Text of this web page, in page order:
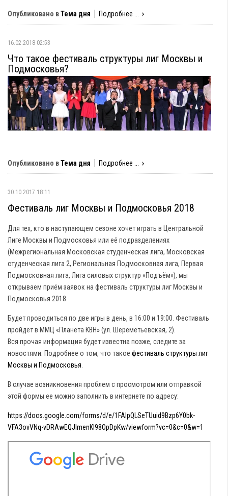
Опубликовано вТема дня Подробнее ...
16.02.2018 02:53
Что такое фестиваль структуры лиг Москвы и
Подмосковья?
Опубликовано вТема дня Подробнее ...
30.10.2017 18:11
Фестиваль лиг Москвы и Подмосковья 2018
Для тех, кто в наступающем сезоне хочет играть в Центральной
Лиге Москвы и Подмосковья или её подразделениях
(Межрегиональная Московская студенческая лига, Московская
студенческая лига 2, Региональная Подмосковная лига, Первая
Подмосковная лига, Лига силовых структур «Подъём»), мы
открываем приём заявок на фестиваль структуры лиг Москвы и
Подмосковья 2018.
Будет проводиться по две игры в день, в 16:00 и 19:00. Фестиваль
пройдёт в ММЦ «Планета КВН» (ул. Шереметьевская, 2).
Вся прочая информация будет известна позже, следите за
новостями. Подробнее о том, что такое фестиваль структуры лиг
Москвы и Подмосковья
В случае возникновения проблем с просмотром или отправкой
этой формы ее можно заполнить в интернете по адресу:
https://docs.google.com/forms/d/e/1FAIpQLSeTUuid9Bzp6Y0bk-
VFA3ovVNq-vDRAwEQJlmenKl98OpDpKw/viewform?vc=0&c=0&w=1